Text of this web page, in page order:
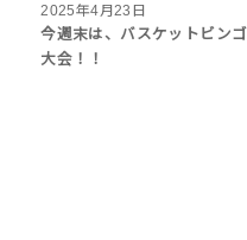
2025年4月23日
今週末は、バスケットビンゴ
大会！！